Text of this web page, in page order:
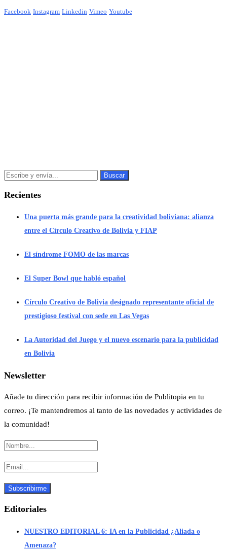
Facebook Instagram Linkedin Vimeo Youtube
Recientes
Una puerta más grande para la creatividad boliviana: alianza
entre el Círculo Creativo de Bolivia y FIAP
El síndrome FOMO de las marcas
El Super Bowl que habló español
Círculo Creativo de Bolivia designado representante oficial de
prestigioso festival con sede en Las Vegas
La Autoridad del Juego y el nuevo escenario para la publicidad
en Bolivia
Newsletter
Añade tu dirección para recibir información de Publitopia en tu
correo. ¡Te mantendremos al tanto de las novedades y actividades de
la comunidad!
Editoriales
NUESTRO EDITORIAL 6: IA en la Publicidad ¿Aliada o
Amenaza?